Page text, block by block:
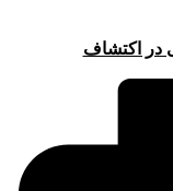
در اکتشاف